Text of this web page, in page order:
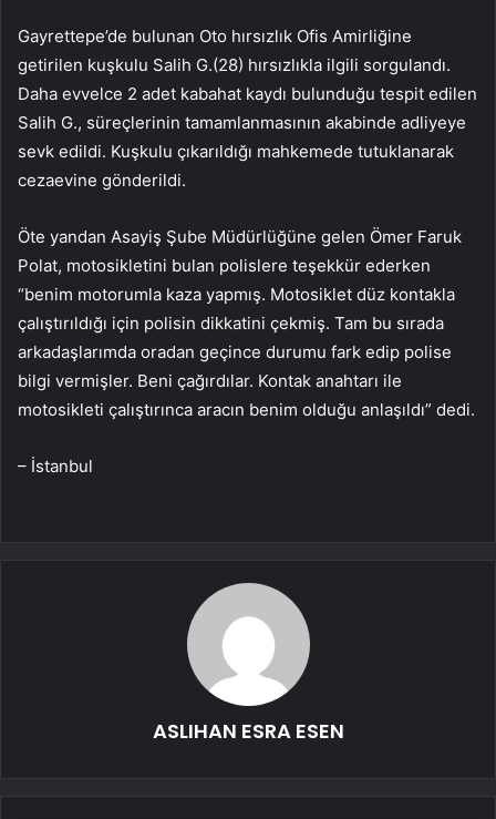
Gayrettepe’de bulunan Oto hırsızlık Ofis Amirliğine
getirilen kuşkulu Salih G.(28) hırsızlıkla ilgili sorgulandı.
Daha evvelce 2 adet kabahat kaydı bulunduğu tespit edilen
Salih G., süreçlerinin tamamlanmasının akabinde adliyeye
sevk edildi. Kuşkulu çıkarıldığı mahkemede tutuklanarak
cezaevine gönderildi.
Öte yandan Asayiş Şube Müdürlüğüne gelen Ömer Faruk
Polat, motosikletini bulan polislere teşekkür ederken
“benim motorumla kaza yapmış. Motosiklet düz kontakla
çalıştırıldığı için polisin dikkatini çekmiş. Tam bu sırada
arkadaşlarımda oradan geçince durumu fark edip polise
bilgi vermişler. Beni çağırdılar. Kontak anahtarı ile
motosikleti çalıştırınca aracın benim olduğu anlaşıldı” dedi.
– İstanbul
ASLIHAN ESRA ESEN